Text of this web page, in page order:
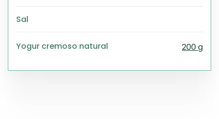
Sal
Yogur cremoso natural 200 g